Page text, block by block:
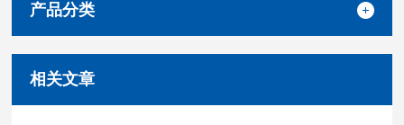
产品分类
相关文章